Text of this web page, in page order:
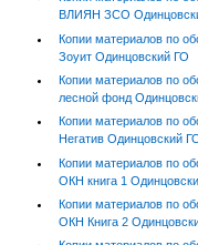
ВЛИЯН ЗСО
Копии материалов по
Зоуит Одинцовский ГО
Копии материалов по
лесной фонд
Копии материалов по
Негатив Одинцовский
Копии материалов по
ОКН книга 1
Копии материалов по
ОКН Книга 2